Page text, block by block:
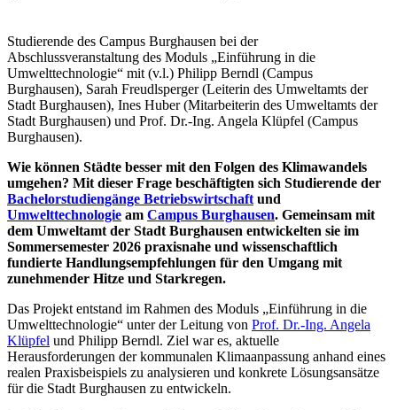
Studierende des Campus Burghausen bei der
Abschlussveranstaltung des Moduls „Einführung in die
Umwelttechnologie“ mit (v.l.) Philipp Berndl (Campus
Burghausen), Sarah Freudlsperger (Leiterin des Umweltamts der
Stadt Burghausen), Ines Huber (Mitarbeiterin des Umweltamts der
Stadt Burghausen) und Prof. Dr.-Ing. Angela Klüpfel (Campus
Burghausen).
Wie können Städte besser mit den Folgen des Klimawandels
umgehen? Mit dieser Frage beschäftigten sich Studierende der
Bachelorstudiengänge Betriebswirtschaftund
Umwelttechnologie am Campus Burghausen. Gemeinsam mit
dem Umweltamt der Stadt Burghausen entwickelten sie im
Sommersemester 2026 praxisnahe und wissenschaftlich
fundierte Handlungsempfehlungen für den Umgang mit
zunehmender Hitze und Starkregen.
Das Projekt entstand im Rahmen des Moduls „Einführung in die
Umwelttechnologie“ unter der Leitung von Prof. Dr.-Ing. Angela
Klüpfel und Philipp Berndl. Ziel war es, aktuelle
Herausforderungen der kommunalen Klimaanpassung anhand eines
realen Praxisbeispiels zu analysieren und konkrete Lösungsansätze
für die Stadt Burghausen zu entwickeln.